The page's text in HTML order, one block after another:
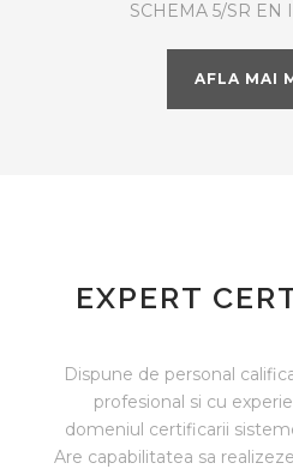
SCHEMA 5/SR EN
AFLA MAI
EXPERT
Dispune de personal
profesional si cu
domeniul certificarii
Are capabilitatea sa